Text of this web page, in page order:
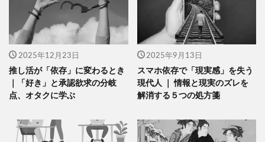
2025年12月23日
推し活が「依存」に変わるとき
｜「好き」と承認欲求の分岐
点、オタクに学ぶ
2025年9月13日
スマホ依存で「現実感」を失う
現代人 ｜ 情報と現実のズレを
解消する５つの処方箋